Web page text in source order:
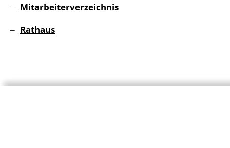
Mitarbeiterverzeichnis
Rathaus